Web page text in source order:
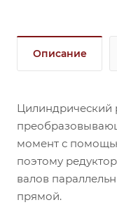
Описание
Цилиндрический
момент с
поэтому
валов
прямой.